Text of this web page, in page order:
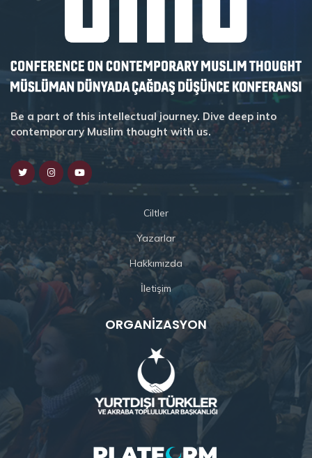
Be a part of this intellectual journey. Dive deep into
contemporary Muslim thought with us.
Ciltler
Yazarlar
Hakkımızda
İletişim
ORGANIZASYON